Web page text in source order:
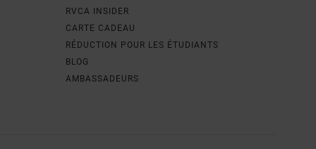
RVCA INSIDER
CARTE CADEAU
RÉDUCTION POUR LES ÉTUDIANTS
BLOG
AMBASSADEURS